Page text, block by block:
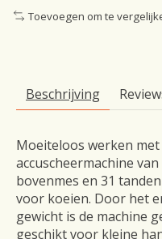
Toevoegen om te
Beschrijving
Moeiteloos werken
accuscheermachine
bovenmes en 31
voor koeien. Door het
gewicht is de machine
geschikt voor kleine